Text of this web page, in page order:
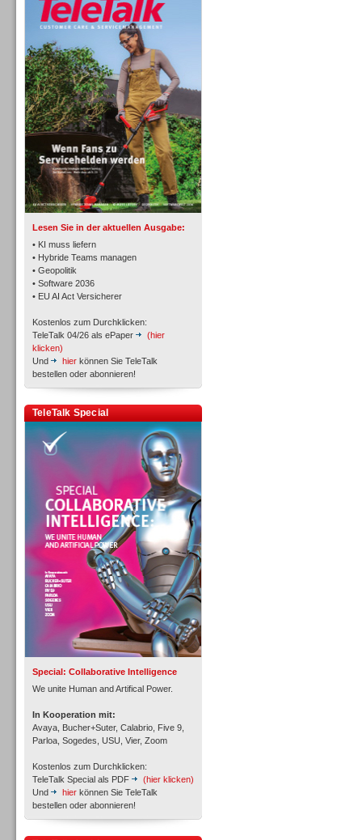
Lesen Sie in der aktuellen Ausgabe:
• KI muss liefern
• Hybride Teams managen
• Geopolitik
• Software 2036
• EU AI Act Versicherer
Kostenlos zum Durchklicken:
TeleTalk 04/26 als ePaper
(hier
klicken)
Und
hier können Sie TeleTalk
bestellen oder abonnieren!
TeleTalk Special
Special: Collaborative Intelligence
We unite Human and Artifical Power.
In Kooperation mit:
Avaya, Bucher+Suter, Calabrio, Five 9,
Parloa, Sogedes, USU, Vier, Zoom
Kostenlos zum Durchklicken:
TeleTalk Special als PDF
(hier klicken)
Und
hier können Sie TeleTalk
bestellen oder abonnieren!
TK- und ACD-Systeme
Workforce-Management
Personal
Inbound